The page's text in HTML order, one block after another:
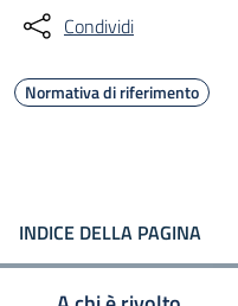
Condividi
Normativa di riferimento
INDICE DELLA PAGINA